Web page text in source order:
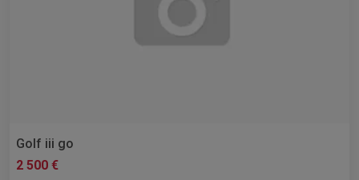
Golf iii go
2 500 €